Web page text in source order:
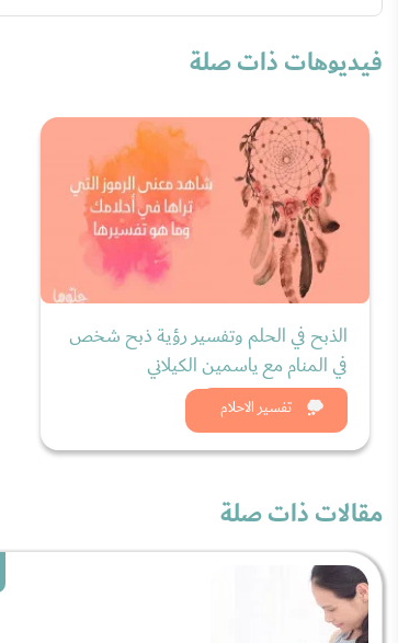
فيديوهات ذات صلة
تفسير الاحلام
الذبح في الحلم وتفسير رؤية ذبح شخص
في المنام مع ياسمين الكيلاني
شاهد الان
مقالات ذات صلة